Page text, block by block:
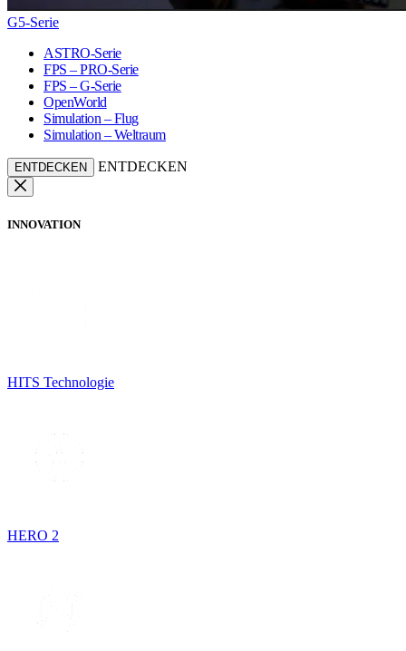
G5-Serie
ASTRO-Serie
FPS – PRO-Serie
FPS – G-Serie
OpenWorld
Simulation – Flug
Simulation – Weltraum
ENTDECKEN ENTDECKEN
INNOVATION
HITS Technologie
HERO 2